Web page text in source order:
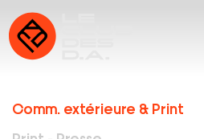
Comm. extérieure & Print